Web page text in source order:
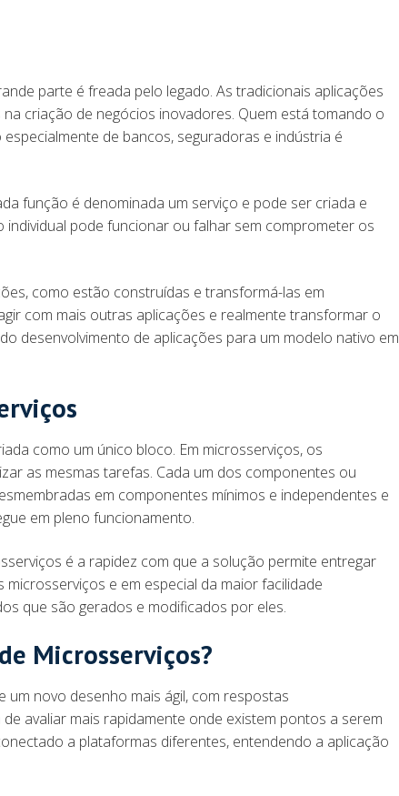
parte é freada pelo legado. As tradicionais aplicações
criação de negócios inovadores. Quem está tomando o
de bancos, seguradoras e indústria é
função é denominada um serviço e pode ser criada e
individual pode funcionar ou falhar sem comprometer os
como estão construídas e transformá-las em
com mais outras aplicações e realmente transformar o
desenvolvimento de aplicações para um modelo nativo em
como um único bloco. Em microsserviços, os
as mesmas tarefas. Cada um dos componentes ou
em componentes mínimos e independentes e
em pleno funcionamento.
é a rapidez com que a solução permite entregar
e em especial da maior facilidade
que são gerados e modificados por eles.
Microsserviços?
novo desenho mais ágil, com respostas
avaliar mais rapidamente onde existem pontos a serem
a plataformas diferentes, entendendo a aplicação